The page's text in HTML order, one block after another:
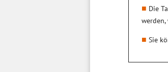
Die
Sie